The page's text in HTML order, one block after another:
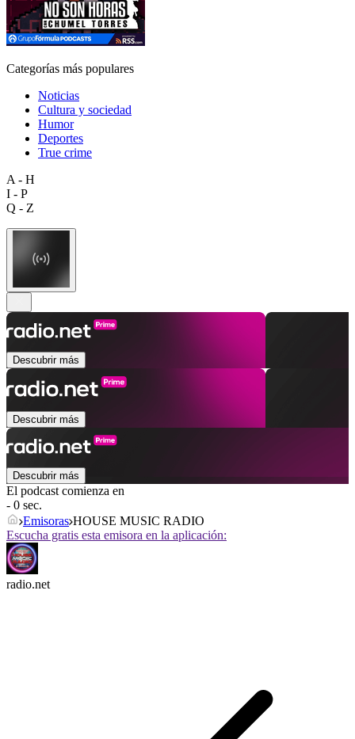
Categorías más populares
Noticias
Cultura y sociedad
Humor
Deportes
True crime
A - H
I - P
Q - Z
Descubrir más
Descubrir más
Descubrir más
El podcast comienza en
- 0 sec.
Emisoras HOUSE MUSIC RADIO
Escucha gratis esta emisora en la aplicación:
radio.net